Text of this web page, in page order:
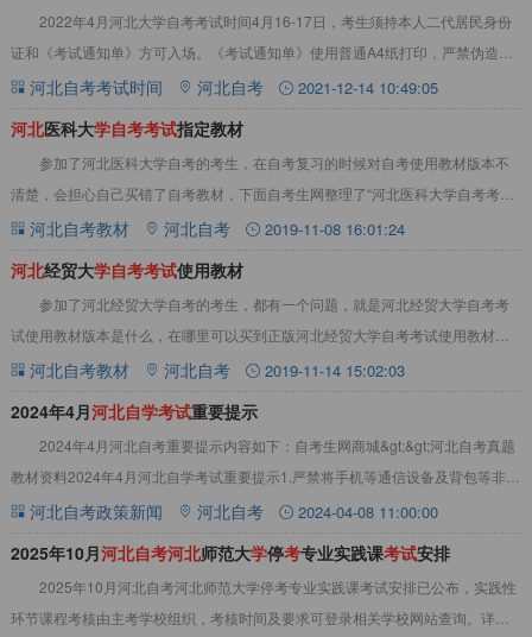
2022年4月河北大学自考考试时间4月16-17日，考生须持本人二代居民身份
证和《考试通知单》方可入场。《考试通知单》使用普通A4纸打印，严禁伪造、
变造或擅自涂改，更多详情见下文：
河北自考考试时间 河北自考 2021-12-14 10:49:05
河北医科大学自考考试指定教材
参加了河北医科大学自考的考生，在自考复习的时候对自考使用教材版本不
清楚，会担心自己买错了自考教材，下面自考生网整理了“河北医科大学自考考试
指定教材”相关内容，以供参考。河北自考教材
河北自考教材 河北自考 2019-11-08 16:01:24
河北经贸大学自考考试使用教材
参加了河北经贸大学自考的考生，都有一个问题，就是河北经贸大学自考考
试使用教材版本是什么，在哪里可以买到正版河北经贸大学自考考试使用教材？
下面自考生网整理了关于河北经贸大学自考教材的
河北自考教材 河北自考 2019-11-14 15:02:03
2024年4月河北自学考试重要提示
2024年4月河北自考重要提示内容如下：自考生网商城&gt;&gt;河北自考真题
教材资料2024年4月河北自学考试重要提示1.严禁将手机等通信设备及背包等非考
试用品带入考点封闭区域
河北自考政策新闻 河北自考 2024-04-08 11:00:00
2025年10月河北自考河北师范大学停考专业实践课考试安排
2025年10月河北自考河北师范大学停考专业实践课考试安排已公布，实践性
环节课程考核由主考学校组织，考核时间及要求可登录相关学校网站查询。详情